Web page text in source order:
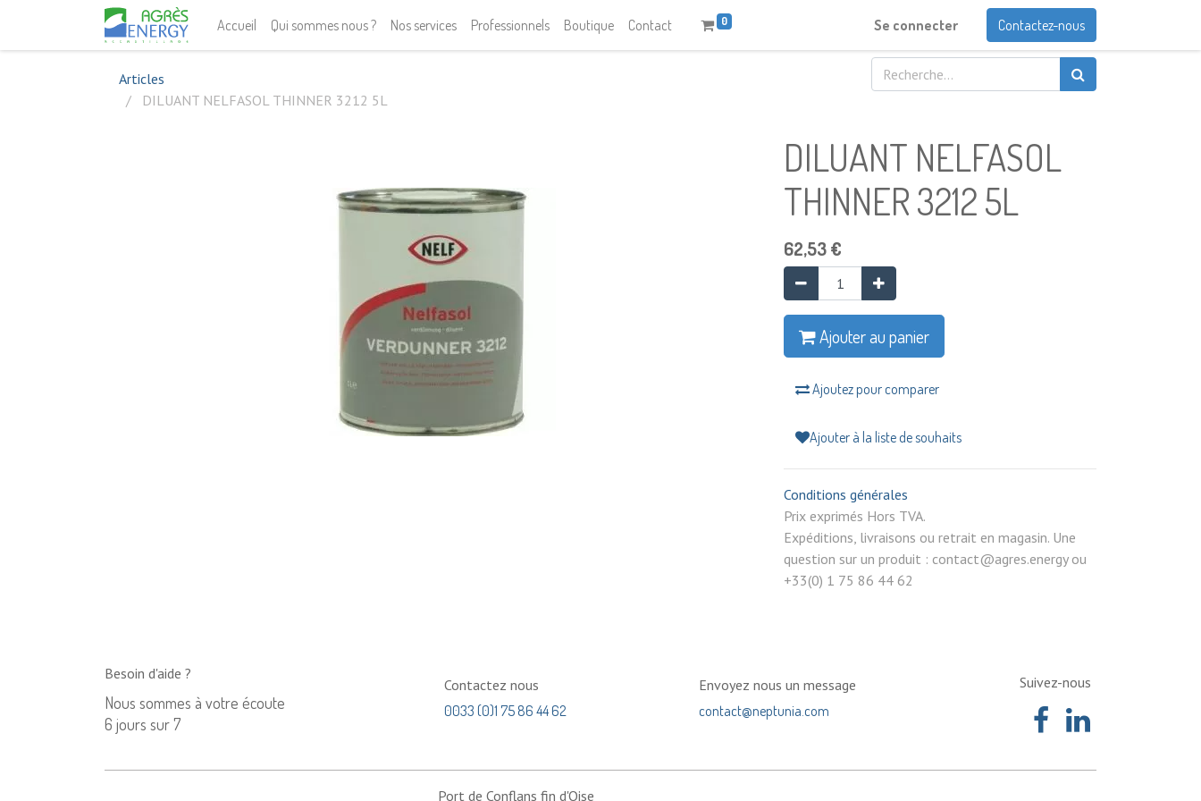
Accueil Qui sommes nous ? Nos services Professionnels Boutique Contact 0 Se connecter Contactez-nous
Articles
DILUANT NELFASOL THINNER 3212 5L
DILUANT NELFASOL
THINNER 3212 5L
62,53€
Ajouter au panier
Ajoutez pour comparer
Ajouter à la liste de souhaits
Conditions générales
Prix exprimés Hors TVA.
Expéditions, livraisons ou retrait en magasin. Une
question sur un produit : contact@agres.energy ou
+33(0) 1 75 86 44 62
Besoin d'aide ?
Nous sommes à votre écoute
6 jours sur 7
Contactez nous
0033 (0)1 75 86 44 62
Envoyez nous un message
contact@neptunia.com
Suivez-nous
Port de Conflans fin d'Oise